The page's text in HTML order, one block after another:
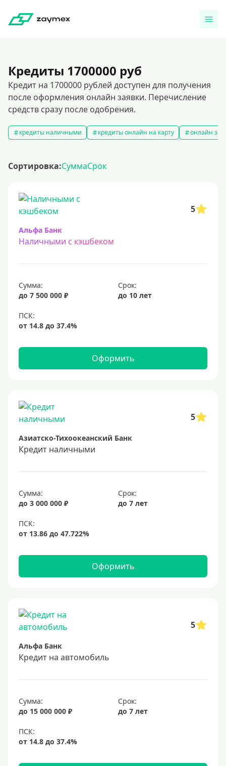
Кредиты 1700000 руб
Кредит на 1700000 рублей доступен для получения
после оформления онлайн заявки. Перечисление
средств сразу после одобрения.
кредиты наличными кредиты онлайн на карту онлайн
Сортировка:СуммаСрок
5
Альфа Банк
Наличными с кэшбеком
Сумма:
до 7 500 000 ₽
Срок:
до 10 лет
Оформить
5
Азиатско-Тихоокеанский Банк
Кредит наличными
Сумма:
до 3 000 000 ₽
Срок:
до 7 лет
Оформить
5
Альфа Банк
Кредит на автомобиль
Сумма:
до 15 000 000 ₽
Срок:
до 7 лет